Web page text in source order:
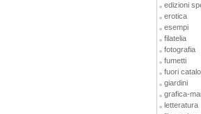
edizioni
erotica
esempi
filatelia
fotografia
fumetti
fuori
giardini
grafica-
letteratura